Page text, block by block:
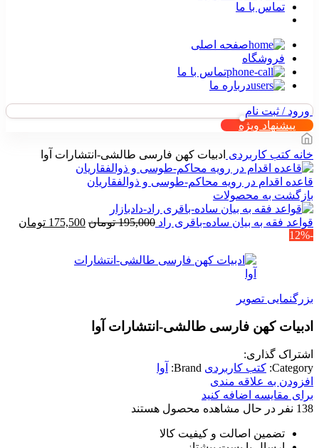
تماس با ما
صفحه اصلی
فروشگاه
تماس با ما
درباره ما
ورود / ثبت نام
پیشنهاد ویژه
خانه کتب کاربردی ادبیات کهن فارسی طالشی-انتشارات آوا
قاعده اقدام در رویه محاکم-طوسی و ذوالفقاریان
بازگشت به محصولات
قواعد فقه به بیان ساده-باقری راد 195,000 تومان قیمت
بود.
175,500 تومان
-12%
بزرگنمایی تصویر
ادبیات کهن فارسی طالشی-انتشارات آوا
اشتراک گذاری:
Category: کتب کاربردی Brand:
آوا
افزودن به علاقه مندی
برای مقایسه اضافه کنید
138 نفر در حال مشاهده محصول هستند
تضمین اصالت و کیفیت کالا